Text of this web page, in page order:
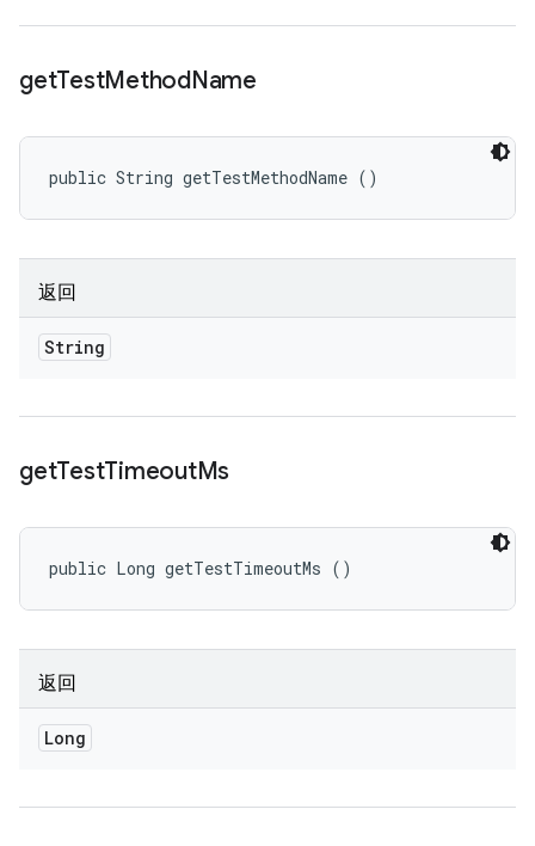
getTestMethodName
public String getTestMethodName ()
返回
String
getTestTimeoutMs
public Long getTestTimeoutMs ()
返回
Long